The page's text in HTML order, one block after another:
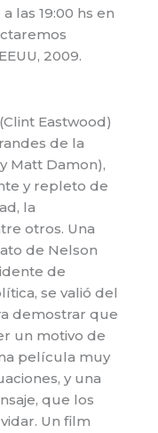
las 19:00 hs en
2009.
Eastwood)
de la
Matt Damon),
y repleto de
la
otros. Una
de Nelson
de
se valió del
demostrar que
un motivo de
película muy
y una
que los
Un film